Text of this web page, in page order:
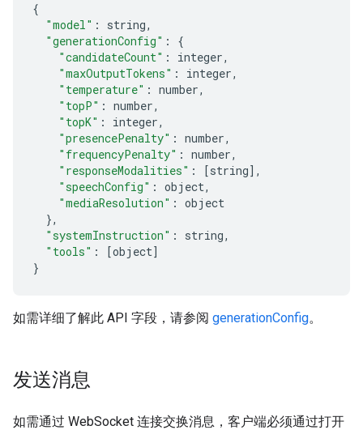
{
"model" : string,
"generationConfig" :
{
"candidateCount" : integer,
"maxOutputTokens" : integer,
"temperature" : number,
"topP" : number,
"topK" : integer,
"presencePenalty" : number,
"frequencyPenalty" : number,
"responseModalities" : [string],
"speechConfig" : object,
"mediaResolution" : object
},
"systemInstruction" : string,
"tools" : [object]
}
如需详细了解此 API 字段，请参阅 generationConfig。
发送消息
如需通过 WebSocket 连接交换消息，客户端必须通过打开